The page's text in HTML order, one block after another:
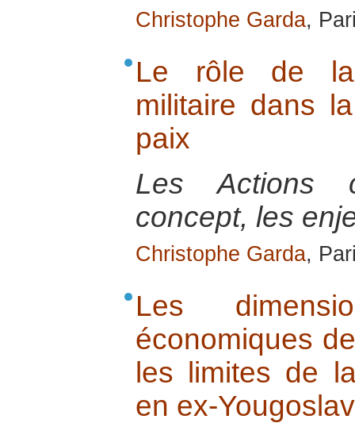
Christophe Garda,
Le rôle de la
militaire dans
paix
Les Actions
concept, les
Christophe Garda,
Les
économiques
les limites de
en ex-